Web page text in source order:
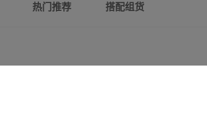
热门推荐 搭配组货